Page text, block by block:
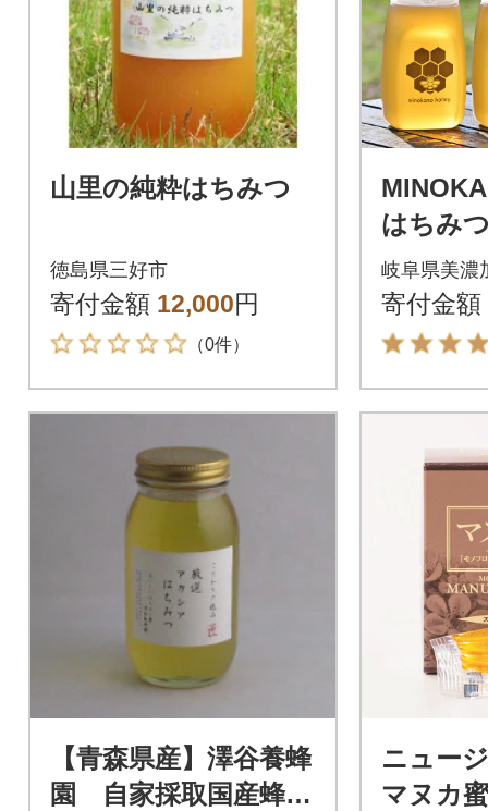
山里の純粋はちみつ
徳島県三好市
寄付金額 12,000円
（0件）
はちみ
岐阜県美濃
寄付金額
【青森県産】澤谷養蜂
園 自家採取国産蜂
ニュー
マヌカ